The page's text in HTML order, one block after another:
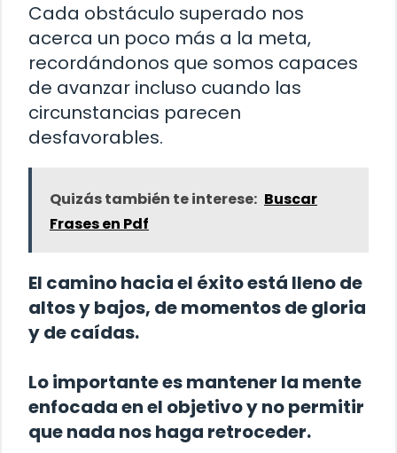
Cada obstáculo superado nos
acerca un poco más a la meta,
recordándonos que somos capaces
de avanzar incluso cuando las
circunstancias parecen
desfavorables.
Quizás también te interese: Buscar
Frases en Pdf
El camino hacia el éxito está lleno de
altos y bajos, de momentos de gloria
y de caídas.
Lo importante es mantener la mente
enfocada en el objetivo y no permitir
que nada nos haga retroceder.